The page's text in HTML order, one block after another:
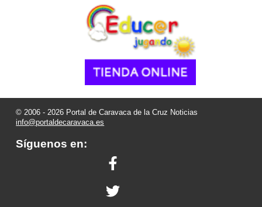
© 2006 - 2026 Portal de Caravaca de la Cruz Noticias
info@portaldecaravaca.es
Síguenos en: